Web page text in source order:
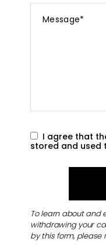
I agree that
stored and used
To learn about and
withdrawing your
by this form, please